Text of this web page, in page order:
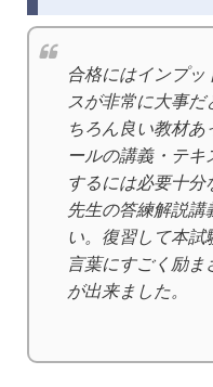
合格にはインプッ
スが非常に大事だ
ちろん良い教材
ールの講義・テキ
するには必要十分
先生の答練解説講
い。復習して本試
言葉にすごく励ま
が出来ました。